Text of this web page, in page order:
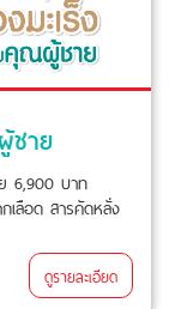
ชาย
6,900 บาท
กเลือด สารคัดหลั่ง
ดูรายละเอียด